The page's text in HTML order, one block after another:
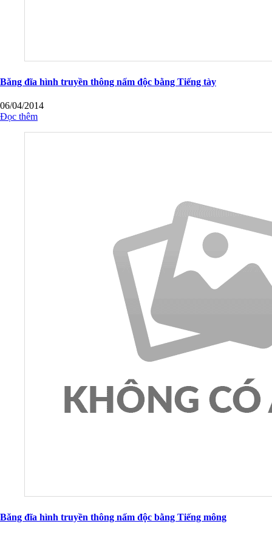
Băng đĩa hình truyền thông nấm độc bằng Tiếng tày
06/04/2014
Đọc thêm
Băng đĩa hình truyền thông nấm độc bằng Tiếng mông